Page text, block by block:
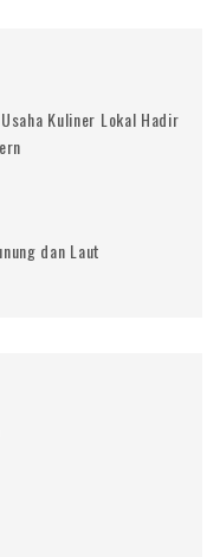
Kuliner Lokal Hadir
dan Laut